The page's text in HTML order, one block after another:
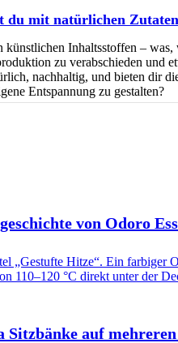
du mit natürlichen
künstlichen Inhaltsstoffen –
zu verabschieden und
nachhaltig, und bieten dir
Entspannung zu gestalten?
von Odoro
auf